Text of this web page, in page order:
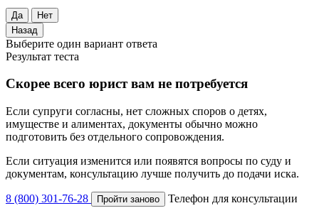
Да
Нет
Назад
Выберите один вариант ответа
Результат теста
Скорее всего юрист вам не потребуется
Если супруги согласны, нет сложных споров о детях,
имуществе и алиментах, документы обычно можно
подготовить без отдельного сопровождения.
Если ситуация изменится или появятся вопросы по суду и
документам, консультацию лучше получить до подачи иска.
8 (800) 301-76-28 Пройти заново Телефон для консультации